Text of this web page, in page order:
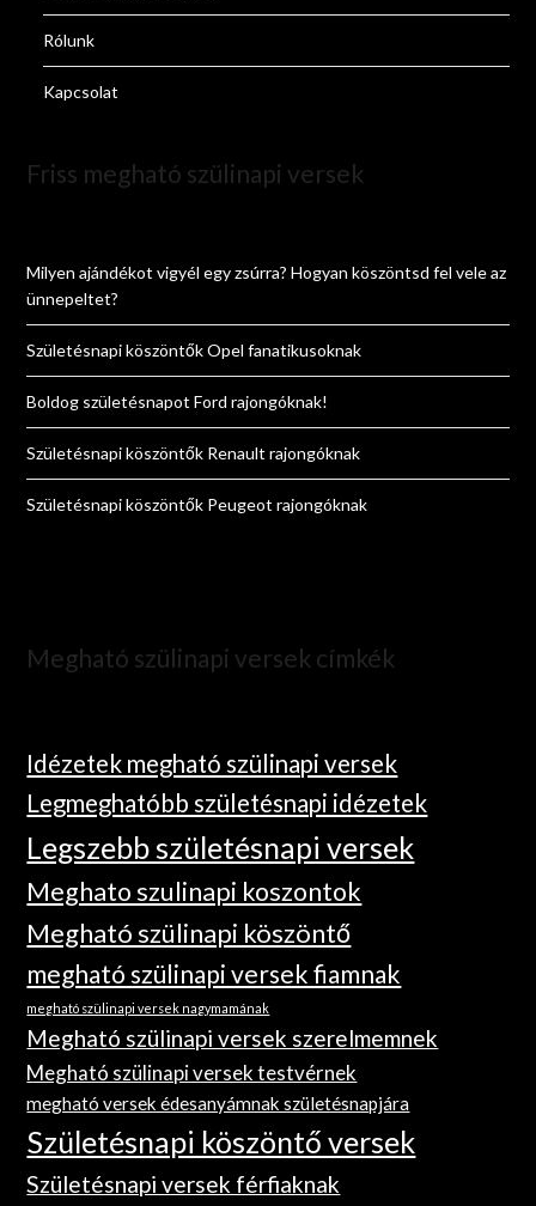
Rólunk
Kapcsolat
Friss megható szülinapi versek
Milyen ajándékot vigyél egy zsúrra? Hogyan köszöntsd fel vele az
ünnepeltet?
Születésnapi köszöntők Opel fanatikusoknak
Boldog születésnapot Ford rajongóknak!
Születésnapi köszöntők Renault rajongóknak
Születésnapi köszöntők Peugeot rajongóknak
Megható szülinapi versek címkék
Idézetek megható szülinapi versek
Legmeghatóbb születésnapi idézetek
Legszebb születésnapi versek
Meghato szulinapi koszontok
Megható szülinapi köszöntő
megható szülinapi versek fiamnak
megható szülinapi versek nagymamának
Megható szülinapi versek szerelmemnek
Megható szülinapi versek testvérnek
megható versek édesanyámnak születésnapjára
Születésnapi köszöntő versek
Születésnapi versek férfiaknak